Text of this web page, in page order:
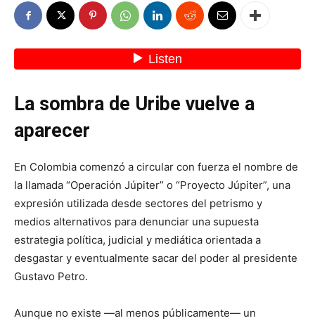
La sombra de Uribe vuelve a
aparecer
En Colombia comenzó a circular con fuerza el nombre de
la llamada “Operación Júpiter” o “Proyecto Júpiter”, una
expresión utilizada desde sectores del petrismo y
medios alternativos para denunciar una supuesta
estrategia política, judicial y mediática orientada a
desgastar y eventualmente sacar del poder al presidente
Gustavo Petro.
Aunque no existe —al menos públicamente— un